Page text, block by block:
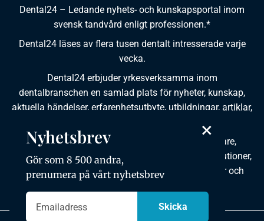
Dental24 – Ledande nyhets- och kunskapsportal inom
svensk tandvård enligt professionen.*
Dental24 läses av flera tusen dentalt intresserade varje
vecka.
Dental24 erbjuder yrkesverksamma inom
dentalbranschen en samlad plats för nyheter, kunskap,
aktuella händelser, erfarenhetsutbyte, utbildningar, artiklar,
Dental24 produceras i samverkan med tandläkare,
tandhygienister, tandsköterskor, tandtekniker, institutioner,
kursgivare, föreningar, organisationer, leverantörer och
×
Nyhetsbrev
Gör som 8 500 andra,
prenumera på vårt nyhetsbrev